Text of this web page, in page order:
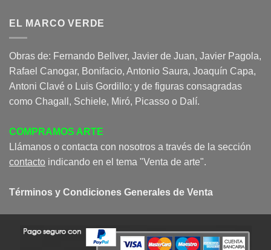
EL MARCO VERDE
Obras de: Fernando Bellver, Javier de Juan, Javier Pagola,
Rafael Canogar, Bonifacio, Antonio Saura, Joaquín Capa,
Antoni Clavé o Luis Gordillo; y de figuras consagradas
como Chagall, Schiele, Miró, Picasso o Dalí.
COMPRAMOS ARTE
Llámanos o contacta con nosotros a través de la sección
contacto indicando en el tema "Venta de arte".
Términos y Condiciones Generales de Venta